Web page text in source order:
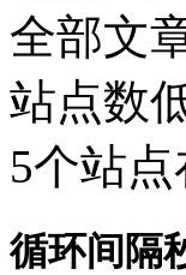
全部文
站点数
5个站点
循环间隔